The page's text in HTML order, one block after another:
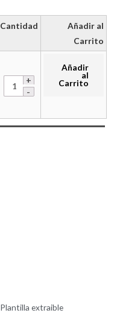
Cantidad
Añadir al
Carrito
Añadir
al
Carrito
Plantilla extraible